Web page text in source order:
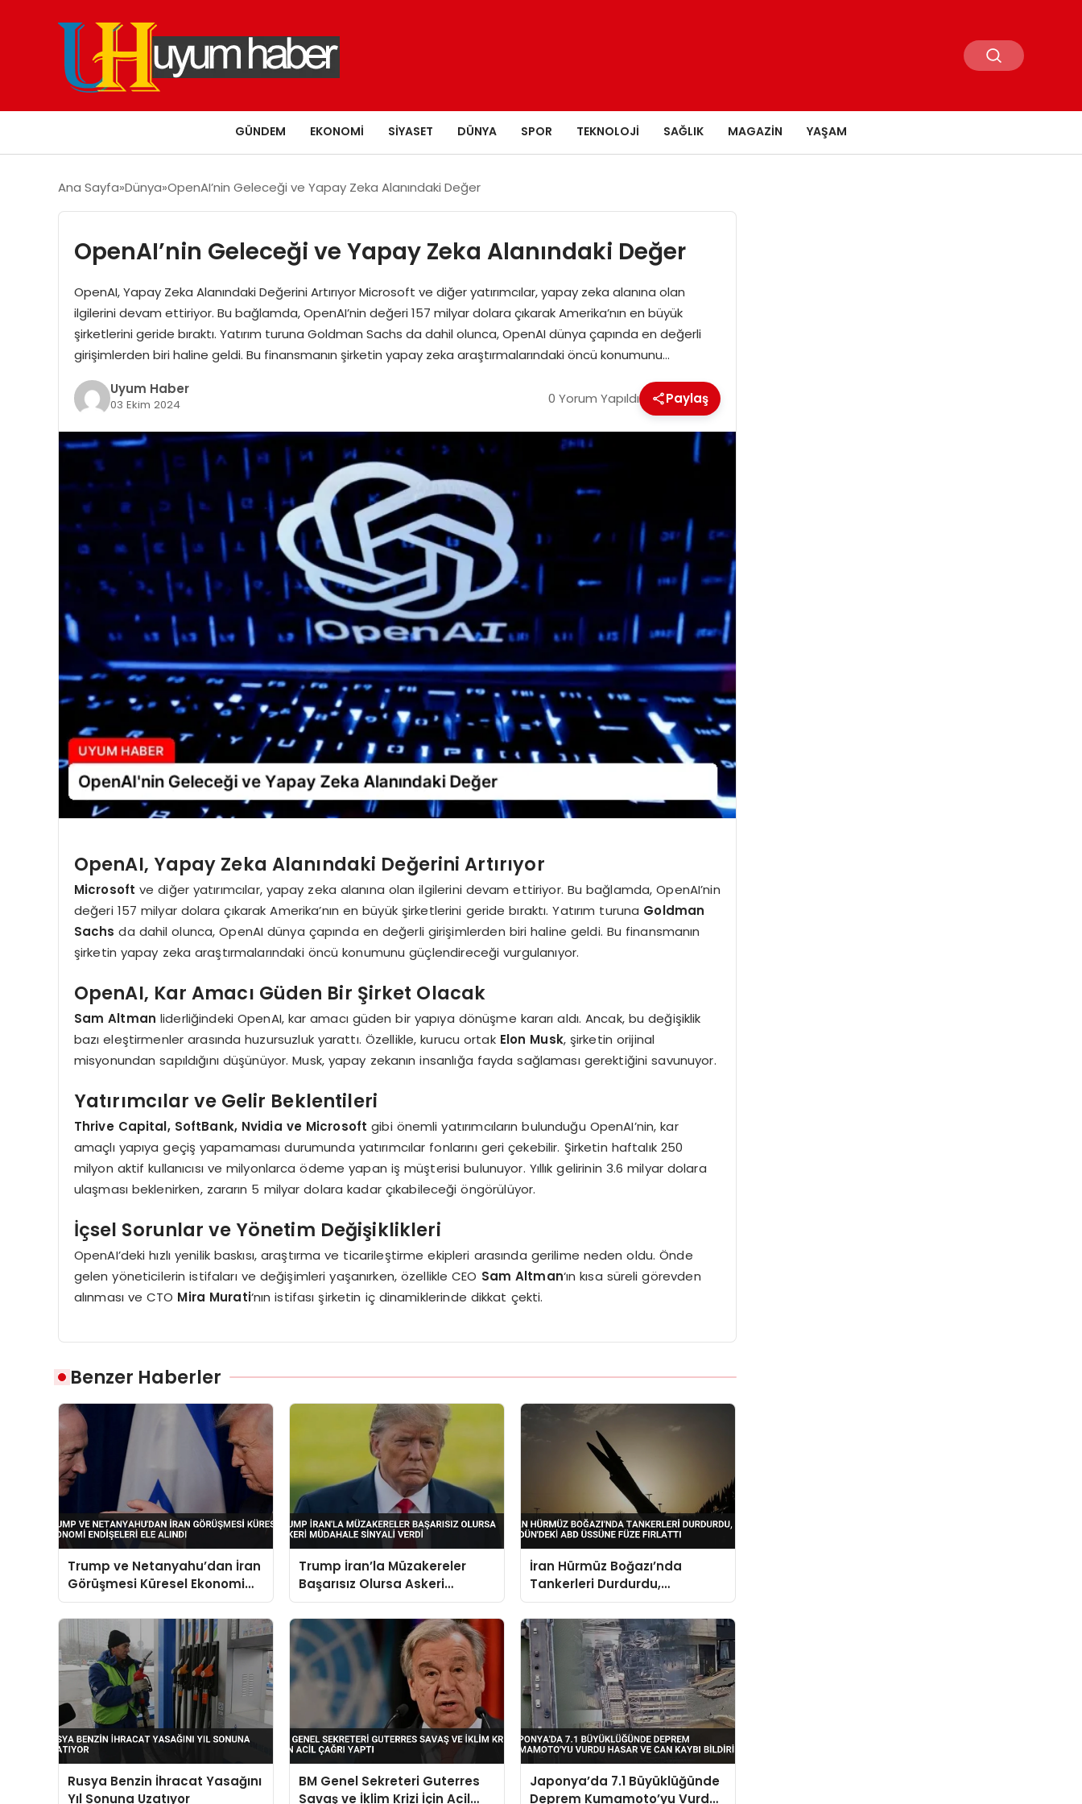
GÜNDEM EKONOMI SIYASET DÜNYA SPOR TEKNOLOJI SAĞLIK MAGAZIN YAŞAM
Ana Sayfa Dünya OpenAI’nin Geleceği ve Yapay Zeka Alanındaki Değer
OpenAI’nin Geleceği ve Yapay Zeka Alanındaki Değer
OpenAI, Yapay Zeka Alanındaki Değerini Artırıyor Microsoft ve diğer yatırımcılar, yapay zeka alanına olan
ilgilerini devam ettiriyor. Bu bağlamda, OpenAI’nin değeri 157 milyar dolara çıkarak Amerika’nın en büyük
şirketlerini geride bıraktı. Yatırım turuna Goldman Sachs da dahil olunca, OpenAI dünya çapında en değerli
girişimlerden biri haline geldi. Bu finansmanın şirketin yapay zeka araştırmalarındaki öncü konumunu…
Uyum Haber
03 Ekim 2024 0 Yorum Yapıldı Paylaş
OpenAI, Yapay Zeka Alanındaki Değerini Artırıyor
Microsoft ve diğer yatırımcılar, yapay zeka alanına olan ilgilerini devam ettiriyor. Bu bağlamda, OpenAI’nin
değeri 157 milyar dolara çıkarak Amerika’nın en büyük şirketlerini geride bıraktı. Yatırım turuna Goldman
Sachs da dahil olunca, OpenAI dünya çapında en değerli girişimlerden biri haline geldi. Bu finansmanın
şirketin yapay zeka araştırmalarındaki öncü konumunu güçlendireceği vurgulanıyor.
OpenAI, Kar Amacı Güden Bir Şirket Olacak
Sam Altman liderliğindeki OpenAI, kar amacı güden bir yapıya dönüşme kararı aldı. Ancak, bu değişiklik
bazı eleştirmenler arasında huzursuzluk yarattı. Özellikle, kurucu ortak Elon Musk, şirketin orijinal
misyonundan sapıldığını düşünüyor. Musk, yapay zekanın insanlığa fayda sağlaması gerektiğini savunuyor.
Yatırımcılar ve Gelir Beklentileri
Thrive Capital, SoftBank, Nvidia ve Microsoft gibi önemli yatırımcıların bulunduğu OpenAI’nin, kar
amaçlı yapıya geçiş yapamaması durumunda yatırımcılar fonlarını geri çekebilir. Şirketin haftalık 250
milyon aktif kullanıcısı ve milyonlarca ödeme yapan iş müşterisi bulunuyor. Yıllık gelirinin 3.6 milyar dolara
ulaşması beklenirken, zararın 5 milyar dolara kadar çıkabileceği öngörülüyor.
İçsel Sorunlar ve Yönetim Değişiklikleri
OpenAI’deki hızlı yenilik baskısı, araştırma ve ticarileştirme ekipleri arasında gerilime neden oldu. Önde
gelen yöneticilerin istifaları ve değişimleri yaşanırken, özellikle CEO Sam Altman‘ın kısa süreli görevden
alınması ve CTO Mira Murati‘nın istifası şirketin iç dinamiklerinde dikkat çekti.
Benzer Haberler
Trump ve Netanyahu’dan İran
Görüşmesi Küresel Ekonomi
Endişeleri Ele Alındı
Trump İran’la Müzakereler
Başarısız Olursa Askeri
Müdahale Sinyali Verdi
İran Hürmüz Boğazı’nda
Tankerleri Durdurdu,
Ürdün’deki ABD Üssüne Füze
Fırlattı
Rusya Benzin İhracat Yasağını
Yıl Sonuna Uzatıyor
BM Genel Sekreteri Guterres
Savaş ve İklim Krizi İçin Acil
Japonya’da 7.1 Büyüklüğünde
Deprem Kumamoto’yu Vurdu